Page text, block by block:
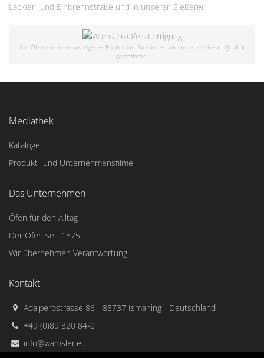
Lackier- und Einbrennstraße und in unserer Gießerei.
Alle Öfen kommen aus eigener Produktion. So können wir immer die beste Qualität
garantieren.
Mediathek
Kataloge
Produkt- und Unternehmensfilme
Das Unternehmen
Öfen für den Alltag
Der Ofen seit 1875
Wir übernehmen Verantwortung
Kontakt
Adalperostrasse 86 - 85737 Ismaning - Deutschland
+49 (0)89 320 84-0
info@wamsler.eu